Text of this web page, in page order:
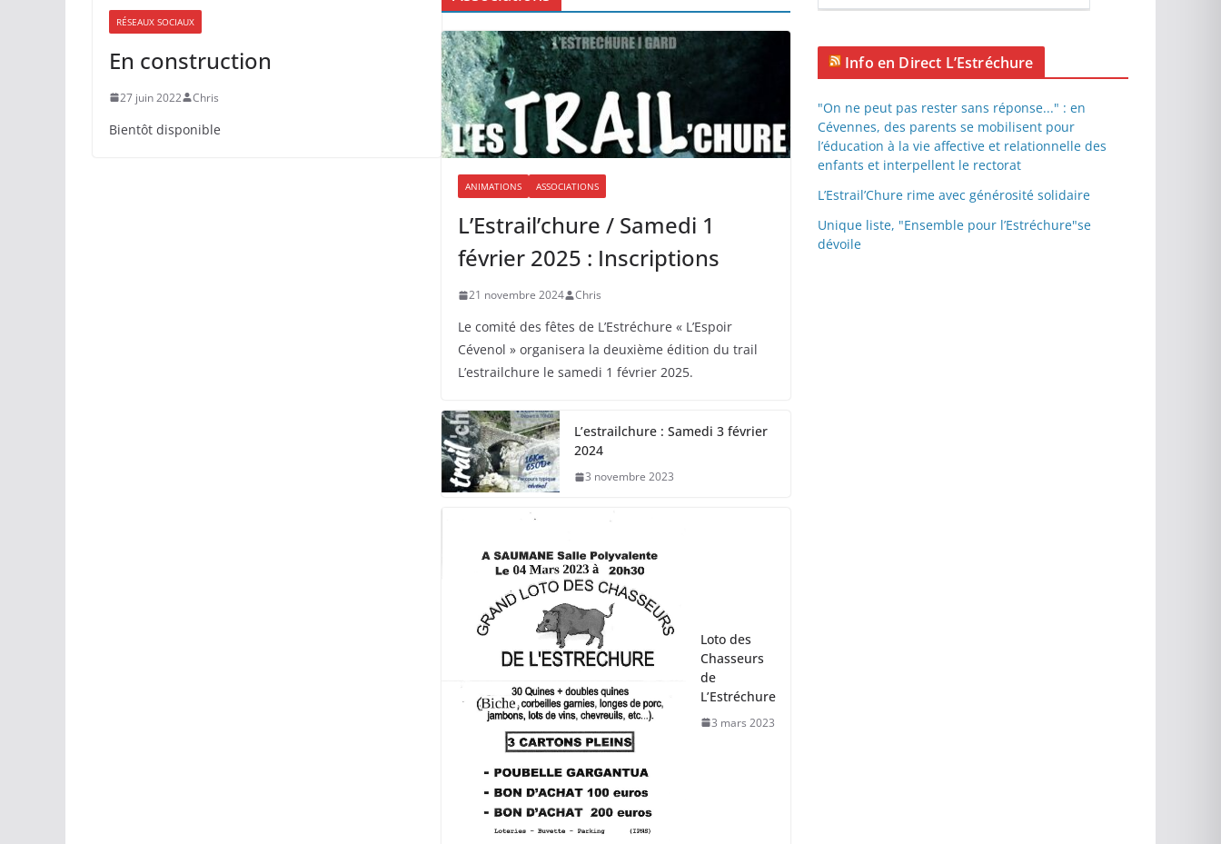
RÉSEAUX SOCIAUX
En construction
27 juin 2022 Chris
Bientôt disponible
ANIMATIONS ASSOCIATIONS
L’Estrail’chure / Samedi 1
février 2025 : Inscriptions
21 novembre 2024 Chris
Le comité des fêtes de L’Estréchure « L’Espoir
Cévenol » organisera la deuxième édition du trail
L’estrailchure le samedi 1 février 2025.
L’estrailchure : Samedi 3 février
2024
3 novembre 2023
Loto des
Chasseurs
de
L’Estréchure
3 mars 2023
Info en Direct L’Estréchure
"On ne peut pas rester sans réponse..." : en
Cévennes, des parents se mobilisent pour
l’éducation à la vie affective et relationnelle des
enfants et interpellent le rectorat
L’Estrail’Chure rime avec générosité solidaire
Unique liste, "Ensemble pour l’Estréchure"se
dévoile